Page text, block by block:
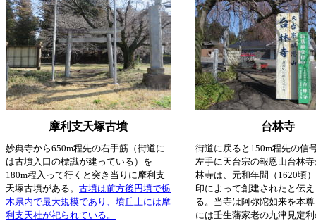
摩利支天塚古墳 台林寺
妙典寺から650m程先の右手筋（街道に
は古墳入口の標識が建っている）を
180m程入って行くと突き当りに摩利支
天塚古墳がある。 古墳は前方後円墳で栃
木県内で最大規模であり、墳丘上には摩
利支天社が祀られている。
街道に戻ると150m程先の信
左手に天台宗の報恩山台林
林寺は、元和年間（1620頃
印によって創建されたと伝
る。当寺は阿弥陀如来を本
には壬生藩家老の九津見定